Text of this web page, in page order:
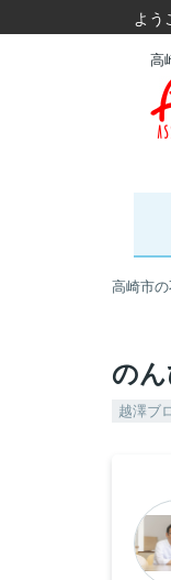
よう
高
高崎市
の
越澤ブ